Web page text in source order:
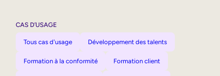
CAS D’USAGE
Tous cas d'usage Développement des talents
Formation à la conformité Formation client